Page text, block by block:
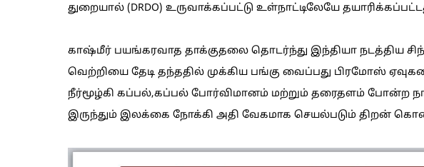
துறையால் (DRDO) உருவாக்கப்பட்டு உள்நாட்டிலேயே
காஷ்மீர் பயங்கரவாத தாக்குதலை தொடர்ந்து இந்தியா நடத்திய
வெற்றியை தேடி தந்ததில் முக்கிய பங்கு வைப்பது பிரமோஸ்
நீர்மூழ்கி கப்பல்,கப்பல் போர்விமானம் மற்றும் தரைதளம் போன்ற
இருந்தும் இலக்கை நோக்கி அதி வேகமாக செயல்படும் திறன்